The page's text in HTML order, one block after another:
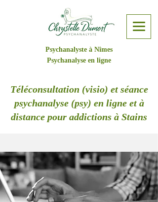
Psychanalyste à Nîmes
Psychanalyse en ligne
Téléconsultation (visio) et séance
psychanalyse (psy) en ligne et à
distance pour addictions à Stains